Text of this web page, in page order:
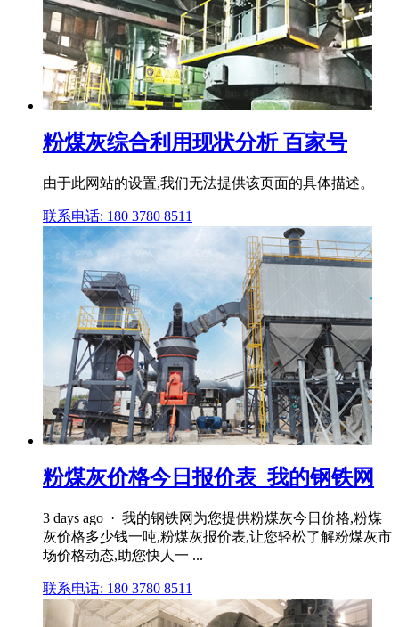
粉煤灰综合利用现状分析 百家号
由于此网站的设置,我们无法提供该页面的具体描述。
联系电话: 180 3780 8511
粉煤灰价格今日报价表_我的钢铁网
3 days ago · 我的钢铁网为您提供粉煤灰今日价格,粉煤
灰价格多少钱一吨,粉煤灰报价表,让您轻松了解粉煤灰市
场价格动态,助您快人一 ...
联系电话: 180 3780 8511